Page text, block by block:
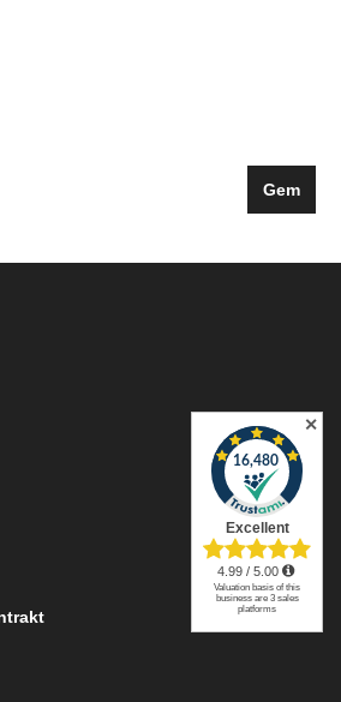
Gem
✕